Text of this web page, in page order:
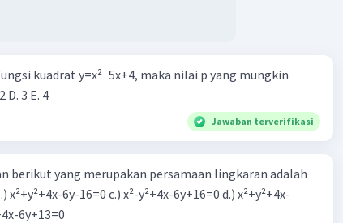
kuadrat y=x²−5x+4, maka nilai p yang mungkin
D. 3 E. 4
Jawaban terverifikasi
berikut yang merupakan persamaan lingkaran adalah
x²+y²+4x-6y-16=0 c.) x²-y²+4x-6y+16=0 d.) x²+y²+4x-
6y+13=0